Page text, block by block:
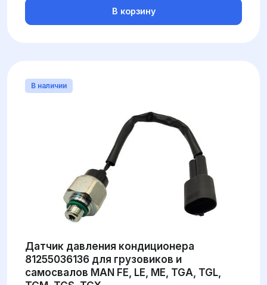
В корзину
В наличии
Датчик давления кондиционера
81255036136 для грузовиков и
самосвалов MAN FE, LE, ME, TGA, TGL,